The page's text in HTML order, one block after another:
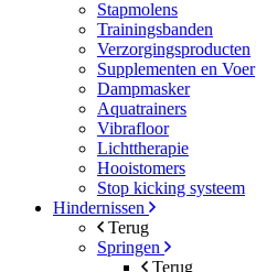
Stapmolens
Trainingsbanden
Verzorgingsproducten
Supplementen en Voer
Dampmasker
Aquatrainers
Vibrafloor
Lichttherapie
Hooistomers
Stop kicking systeem
Hindernissen
Terug
Springen
Terug